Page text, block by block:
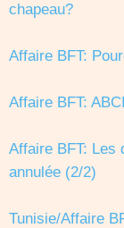
chapeau?
Affaire BFT:
Affaire BFT:
Affaire BFT: Les
annulée (2/2)
Tunisie/Affaire